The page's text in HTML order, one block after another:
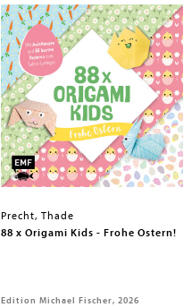
Precht, Thade
88 x Origami Kids - Frohe Ostern!
Edition Michael Fischer, 2026